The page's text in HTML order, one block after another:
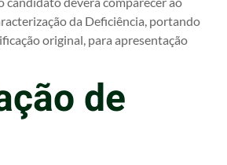
da Deficiência, portando
original, para apresentação
de